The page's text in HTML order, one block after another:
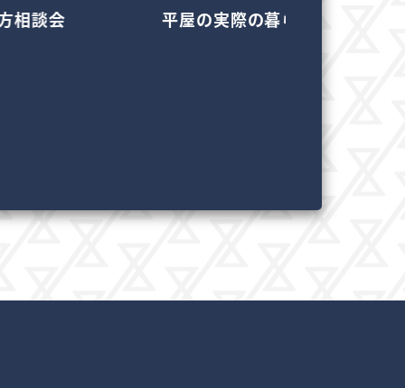
相談会 平屋の実際の暮らし見学会